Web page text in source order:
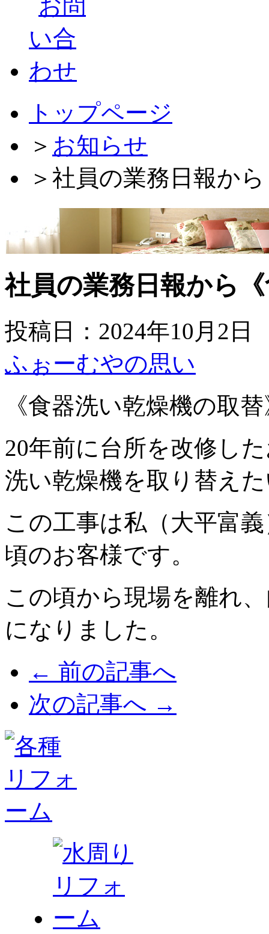
トップページ
＞ お知らせ
＞ 社員の業務日報か
社員の業務日報から
投稿日：2024年10月2日
ふぉーむやの思い
《食器洗い乾燥機の取
20年前に台所を改修し
洗い乾燥機を取り替え
この工事は私（大平富
頃のお客様です。
この頃から現場を離れ
になりました。
← 前の記事へ
次の記事へ →